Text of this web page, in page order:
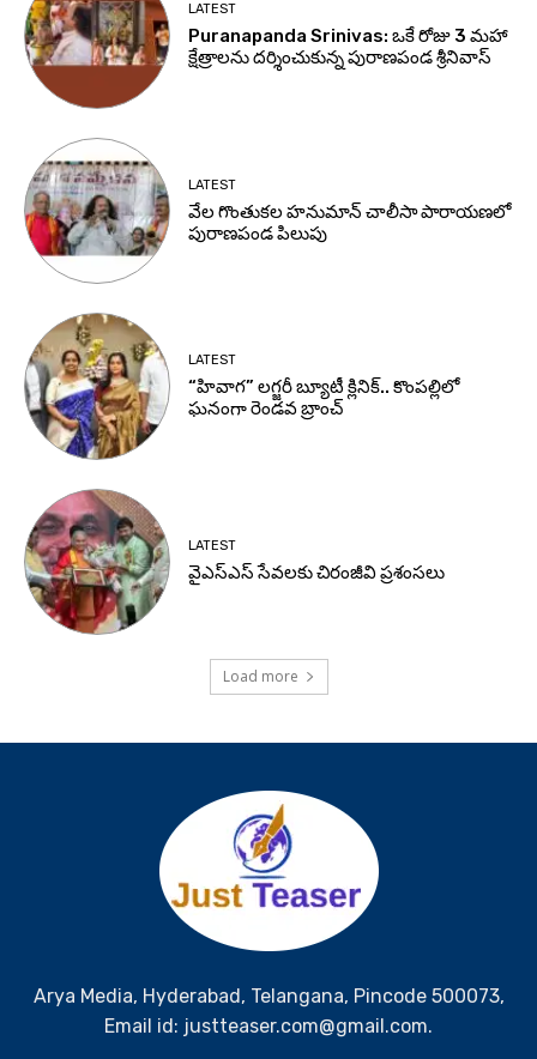
LATEST
Puranapanda Srinivas: ఒకే రోజు 3 మహా
క్షేత్రాలను దర్శించుకున్న పురాణపండ శ్రీనివాస్
LATEST
వేల గొంతుకల హనుమాన్ చాలీసా పారాయణలో
పురాణపండ పిలుపు
LATEST
“హివాగ” లగ్జరీ బ్యూటీ క్లినిక్.. కొంపల్లిలో
ఘనంగా రెండవ బ్రాంచ్
LATEST
వైఎస్ఎస్ సేవలకు చిరంజీవి ప్రశంసలు
Load more
Arya Media, Hyderabad, Telangana, Pincode 500073,
Email id: justteaser.com@gmail.com.